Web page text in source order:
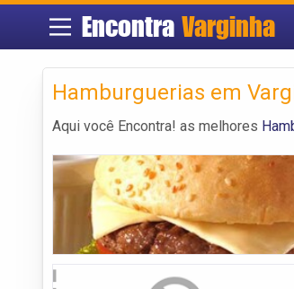
Encontra Varginha
Hamburguerias em
Aqui você Encontra! as melhores